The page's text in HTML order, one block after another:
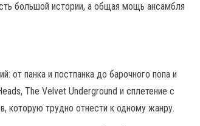
большой истории, а общая мощь ансамбля
от панка и постпанка до барочного попа и
The Velvet Underground и сплетение с
которую трудно отнести к одному жанру.